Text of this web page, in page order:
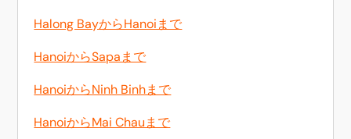
Halong BayからHanoiまで
HanoiからSapaまで
HanoiからNinh Binhまで
HanoiからMai Chauまで